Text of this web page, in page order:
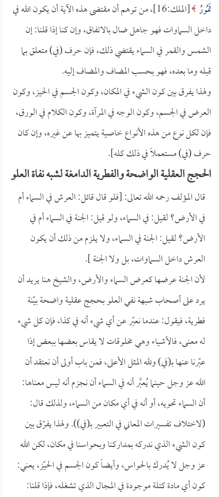
تَمُورُ
[الملك:16]، من توهم أن مقتضى هذه الآية أن يكون الله في
داخل السماوات فهو جاهل ضال بالاتفاق، وإن كنا إذا قلنا: إن
الشمس والقمر في السماء يقتضي ذلك، فإن حرف (في) متعلق بما
قبله وما بعده، فهو بحسب المضاف والمضاف إليه.
ولهذا يفرق بين كون الشيء في المكان، وكون الجسم في الحيز، وكون
العرض في الجسم، وكون الوجه في المرآة، وكون الكلام في الورق،
فإن لكل نوع من هذه الأنواع خاصية يتميز بها عن غيره، وإن كان
حرف (في) مستعملاً في ذلك كله].
الحجج العقلية الواضحة والفطرية الدامغة لشبه نفاة العلو
قال المؤلف رحمه الله تعالى: [فلو قال قائل: العرش في السماء أم
في الأرض؟ لقيل: في السماء، ولو قيل: الجنة في السماء أم في
الأرض؟ لقيل: الجنة في السماء، ولا يلزم من ذلك أن يكون
العرش داخل السماوات، بل ولا الجنة ].
لأن الجنة عرضها كعرض السماء والأرض، والشيخ هنا يريد أن
يرد على أصحاب شبهة نفي العلو بحجج عقلية واضحة بيّنة
فطرية، فيقول: عندما نعبّر عن أي شيء أنه في كذا، فإن كل شيء
له معنى، فالأشياء وهي مخلوقات لا يقاس بعضها ببعض إذا
عبّرنا عنها بـ(في) ولله المثل الأعلى، فمن باب أولى أن نعتقد أن
الله عز وجل حينما يُعبَّر أنه في السماء أن نجزم أنه ليس معناها:
أن السماء تحويه، أو أنه في أي مكان من السماء، ولذلك قال:
(لاختلاف تفسيرات المعاني في التعبير بـ(في)). ولهذا يفرّق بين
كون الشيء الذي ندركه بمداركنا وبحواسنا في مكان، لكن الله
عز وجل لا يُدرك بالحواس، وأيضاً كون الجسم في الحيّز، يعني:
كون أي مادة كتلة موجودة في المجال الذي تشغله، فإذا قلنا: